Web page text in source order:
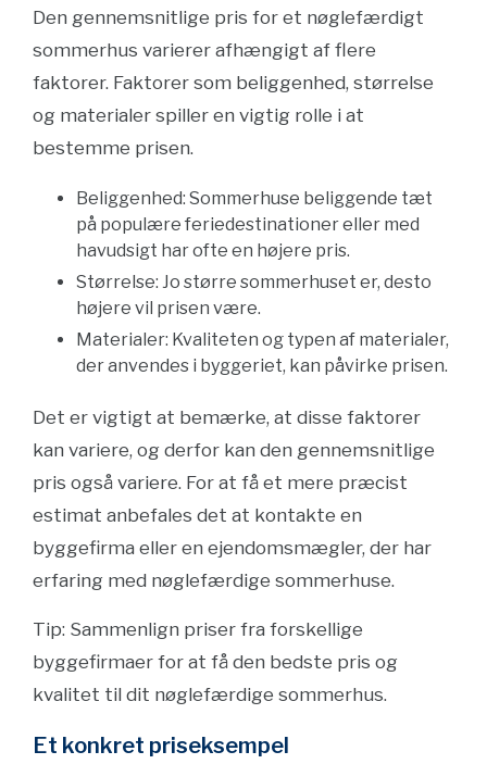
Den gennemsnitlige pris for et nøglefærdigt
sommerhus varierer afhængigt af flere
faktorer. Faktorer som beliggenhed, størrelse
og materialer spiller en vigtig rolle i at
bestemme prisen.
Beliggenhed: Sommerhuse beliggende tæt
på populære feriedestinationer eller med
havudsigt har ofte en højere pris.
Størrelse: Jo større sommerhuset er, desto
højere vil prisen være.
Materialer: Kvaliteten og typen af materialer,
der anvendes i byggeriet, kan påvirke prisen.
Det er vigtigt at bemærke, at disse faktorer
kan variere, og derfor kan den gennemsnitlige
pris også variere. For at få et mere præcist
estimat anbefales det at kontakte en
byggefirma eller en ejendomsmægler, der har
erfaring med nøglefærdige sommerhuse.
Tip: Sammenlign priser fra forskellige
byggefirmaer for at få den bedste pris og
kvalitet til dit nøglefærdige sommerhus.
Et konkret priseksempel